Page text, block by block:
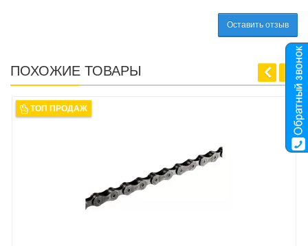
Оставить отзыв
ПОХОЖИЕ ТОВАРЫ
ТОП ПРОДАЖ